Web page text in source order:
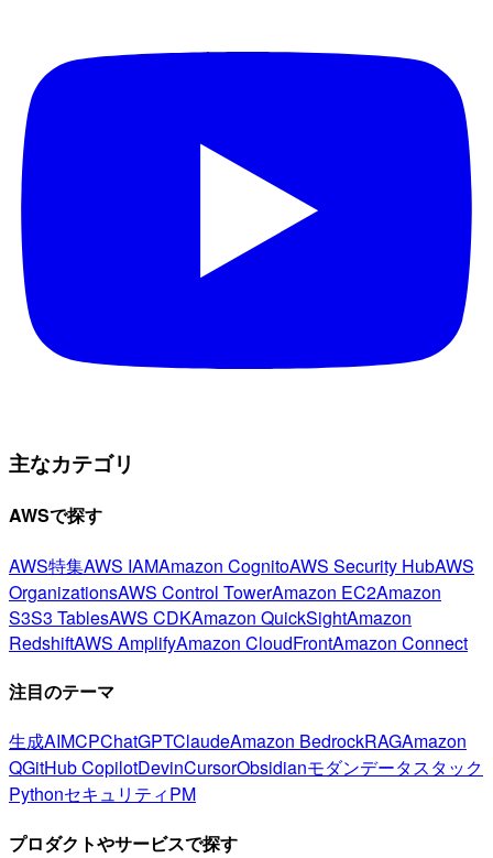
主なカテゴリ
AWSで探す
AWS特集AWS IAMAmazon CognitoAWS Security HubAWS
OrganizationsAWS Control TowerAmazon EC2Amazon
S3S3 TablesAWS CDKAmazon QuickSightAmazon
RedshiftAWS AmplifyAmazon CloudFrontAmazon Connect
注目のテーマ
生成AIMCPChatGPTClaudeAmazon BedrockRAGAmazon
QGitHub CopilotDevinCursorObsidianモダンデータスタック
PythonセキュリティPM
プロダクトやサービスで探す